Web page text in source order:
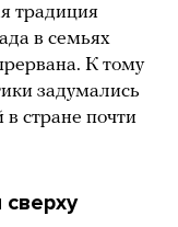
традиция
в семьях
К тому
задумались
стране почти